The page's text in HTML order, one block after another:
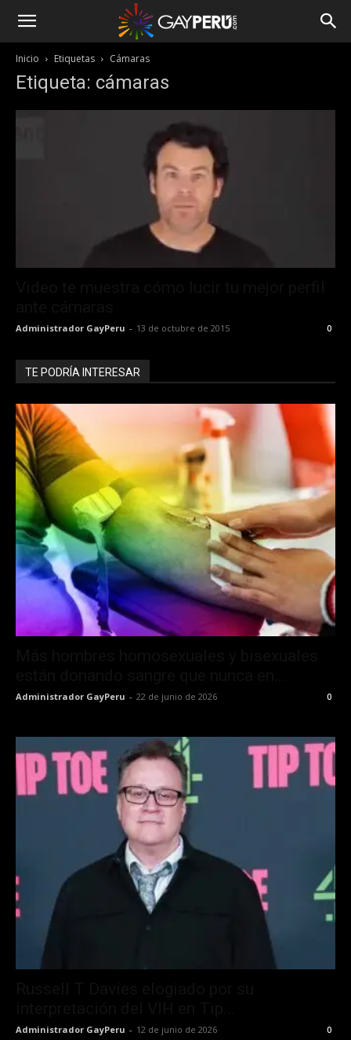
Inicio Etiquetas Cámaras
Etiqueta: cámaras
Administrador GayPeru - 13 de octubre de 2015 0
TE PODRÍA INTERESAR
Administrador GayPeru - 22 de junio de 2026 0
Administrador GayPeru - 12 de junio de 2026 0